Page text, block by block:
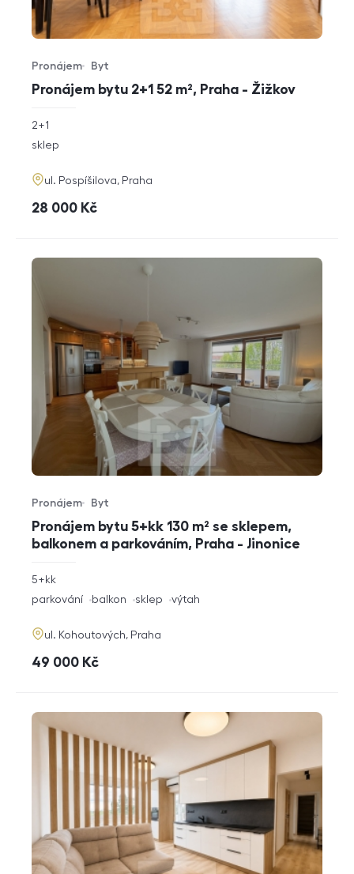
Pronájem bytu 2+1 52 m², Praha - Žižkov
Typ nabídky
Pronájem
Typ nemovitosti
Byt
rozměry
2+1
funkce
sklep
adresa
ul. Pospíšilova, Praha
cena
28 000 Kč
Pronájem bytu 5+kk 130 m² se sklepem,
balkonem a parkováním, Praha - Jinonice
Typ nabídky
Pronájem
Typ nemovitosti
Byt
rozměry
5+kk
funkce
parkování balkon sklep výtah
adresa
ul. Kohoutových, Praha
cena
49 000 Kč